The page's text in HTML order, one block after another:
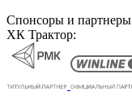
Спонсоры и партнеры
ХК Трактор: